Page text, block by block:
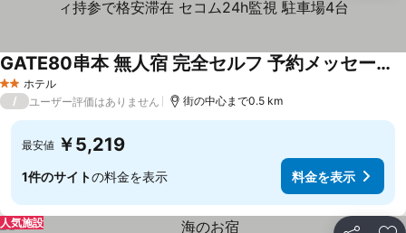
2 ホテルのランク
ホテル
GATE80串本 無人宿 完全セルフ 予約メッセージ欄確認要す スマートロック 暗証番号チェックイン 素泊まり専門 アメニティ持参で格安滞在 セコム24h監視 駐車場4台
/ ユーザー評価はありません 街の中心まで0.5 km
最安値 ￥5,219
1件のサイトの料金を表示 料金を表示
人気施設